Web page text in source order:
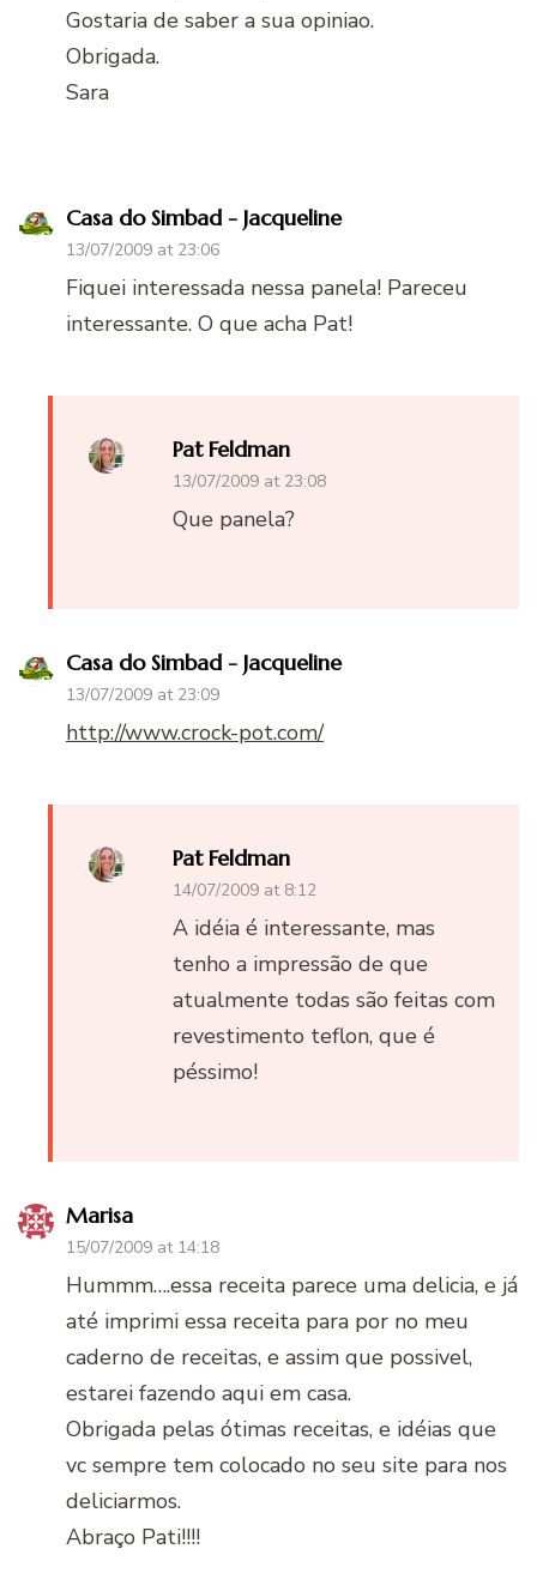
Gostaria de saber a sua opiniao.
Obrigada.
Sara
Casa do Simbad - Jacqueline
13/07/2009 at 23:06
Fiquei interessada nessa panela! Pareceu
interessante. O que acha Pat!
Pat Feldman
13/07/2009 at 23:08
Que panela?
Casa do Simbad - Jacqueline
13/07/2009 at 23:09
http://www.crock-pot.com/
Pat Feldman
14/07/2009 at 8:12
A idéia é interessante, mas
tenho a impressão de que
atualmente todas são feitas com
revestimento teflon, que é
péssimo!
Marisa
15/07/2009 at 14:18
Hummm….essa receita parece uma delicia, e já
até imprimi essa receita para por no meu
caderno de receitas, e assim que possivel,
estarei fazendo aqui em casa.
Obrigada pelas ótimas receitas, e idéias que
vc sempre tem colocado no seu site para nos
deliciarmos.
Abraço Pati!!!!